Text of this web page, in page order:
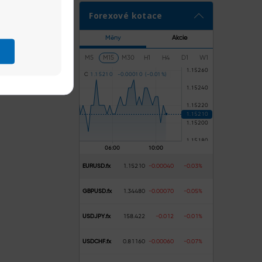
tyto
Forexové kotace
Měny Akcie
M5 M15 M30 H1 H4 D1 W1
C 1 .1 52 1 0 -0 .0001 0 ( -0 .01 %
EURUSD.fx 1.15210 -0.00040 -0.03%
GBPUSD.fx 1.34480 -0.00070 -0.05%
USDJPY.fx 158.422 -0.012 -0.01%
USDCHF.fx 0.81160 -0.00060 -0.07%